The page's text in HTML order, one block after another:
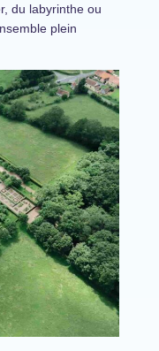
du labyrinthe ou
plein